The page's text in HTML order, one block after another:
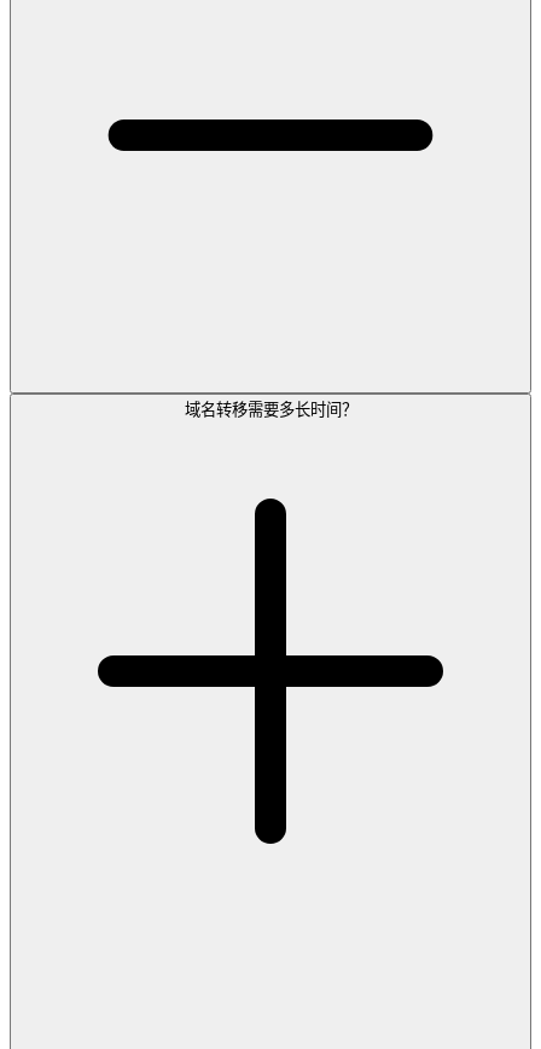
域名转移需要多长时间？